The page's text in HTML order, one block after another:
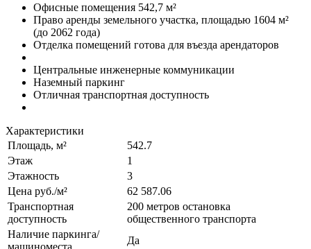
Офисные помещения 542,7 м²
Право аренды земельного участка, площадью 1604 м²
(до 2062 года)
Отделка помещений готова для въезда арендаторов
Центральные инженерные коммуникации
Наземный паркинг
Отличная транспортная доступность
Характеристики
Площадь, м²
542.7
Этаж
1
Этажность
3
Цена руб./м²
62 587.06
Транспортная
доступность
200 метров остановка
общественного транспорта
Наличие паркинга/
машиноместа
Да